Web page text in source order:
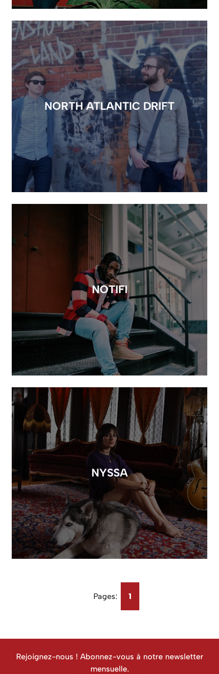
NORTH ATLANTIC DRIFT
NOTIFI
NYSSA
Pages: 1
Rejoignez-nous ! Abonnez-vous à notre newsletter
mensuelle.